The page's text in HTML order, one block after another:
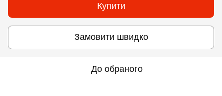
Купити
Замовити швидко
До обраного